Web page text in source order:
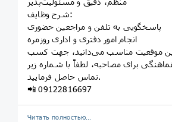
شرح وظایف:
پاسخگویی به تلفن و مراجعین حضوری
انجام امور دفتری و اداری روزمره
این موقعیت مناسب می‌دانید، جهت کسب
برای مصاحبه، لطفاً با شماره زیر
تماس حاصل فرمایید.
📲 09122816697
Читать полностью…